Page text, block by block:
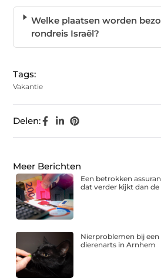
Welke plaatsen worden
rondreis Israël?
Tags:
Vakantie
Delen:
Meer Berichten
Een betrokken
dat verder kijkt dan de
Nierproblemen bij
dierenarts in Arnhem